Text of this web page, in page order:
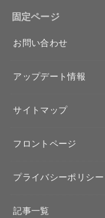
固定ページ
お問い合わせ
アップデート情報
サイトマップ
フロントページ
プライバシーポリシー
記事一覧